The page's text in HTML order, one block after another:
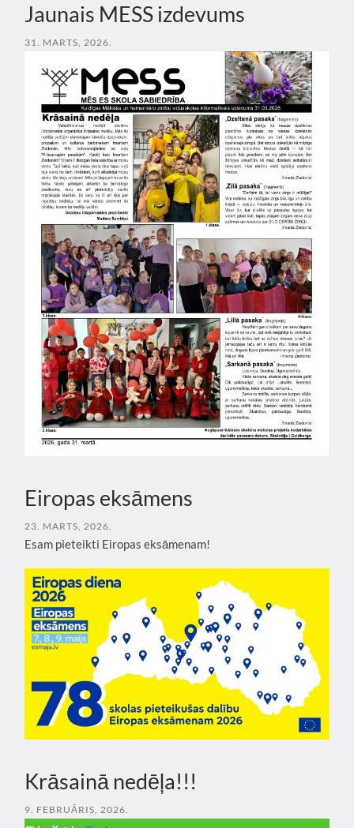
Jaunais MESS izdevums
31. MARTS, 2026.
Eiropas eksāmens
23. MARTS, 2026.
Esam pieteikti Eiropas eksāmenam!
Krāsainā nedēļa!!!
9. FEBRUĀRIS, 2026.